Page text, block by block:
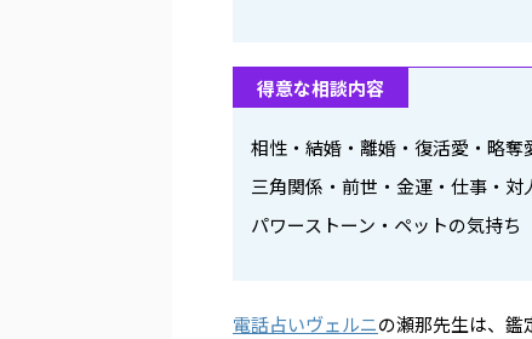
得意な相談内容
相性・結婚・離婚・復活愛・略奪
三角関係・前世・金運・仕事・
パワーストーン・ペットの気持ち
電話占いヴェルニの瀬那先生は、鑑